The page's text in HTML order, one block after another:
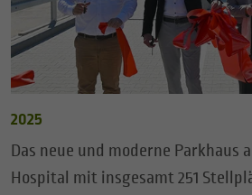
2025
Das neue und moderne Parkhaus
Hospital mit insgesamt 251